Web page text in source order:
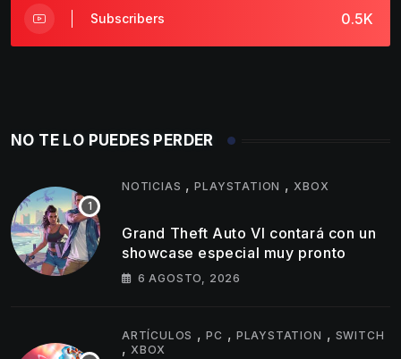
0.5K
Subscribers
NO TE LO PUEDES PERDER
NOTICIAS ,PLAYSTATION ,XBOX
Grand Theft Auto VI contará con un
showcase especial muy pronto
6 AGOSTO, 2026
ARTÍCULOS ,PC , PLAYSTATION , SWITCH
, XBOX